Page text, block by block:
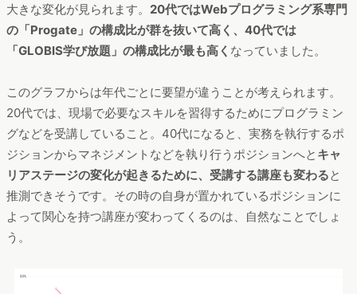
大きな変化が見られます。 20代ではWebプログラミング系専門
の「Progate」の構成比が群を抜いて高く、40代では
「GLOBIS学び放題」の構成比が最も高く なっていました。
このグラフからは年代ごとに要望が違うことが考えられます。
20代では、現場で必要なスキルを習得するためにプログラミン
グなどを受講していること。40代になると、実務を執行するポ
ジションからマネジメントなどを執り行うポジションへと キャ
リアステージの変化が起きるために、受講する講座も変わると
推測できそうです。その時の自身が置かれているポジションに
よって関心を持つ講座が変わってくるのは、自然なことでしょ
う。